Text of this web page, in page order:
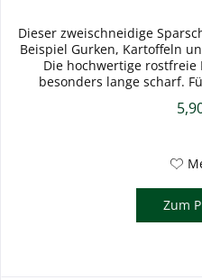
Dieser zweischneidige
Beispiel Gurken, Kartoffeln
Die hochwertige
besonders lange scharf.
Zum